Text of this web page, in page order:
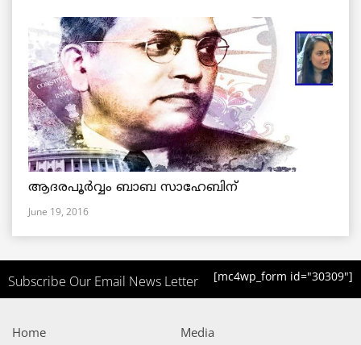
ആദരപൂര്‍വ്വം ബാബ സാഹേബിന്
June 19, 2016
Subscribe Our Email News Letter [mc4wp_form id="30309"]
Home
Media